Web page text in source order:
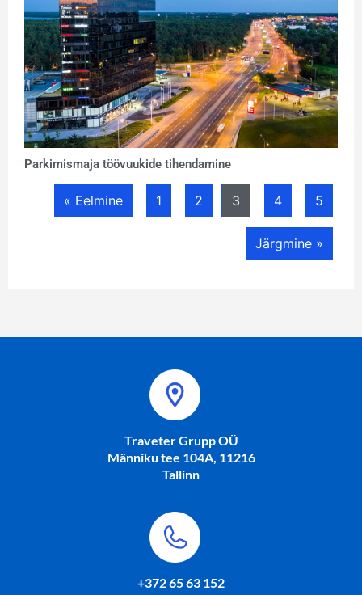
Parkimismaja töövuukide tihendamine
« Eelmine 1 2 3 4 5
Järgmine »
Traveter Grupp OÜ
Männiku tee 104A, 11216
Tallinn
+372 65 63 152